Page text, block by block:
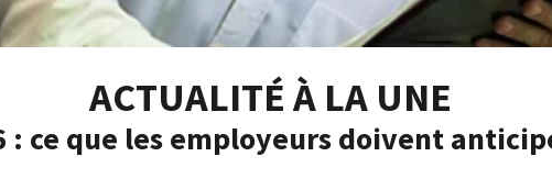
ACTUALITÉ À LA UNE
: ce que les employeurs doivent